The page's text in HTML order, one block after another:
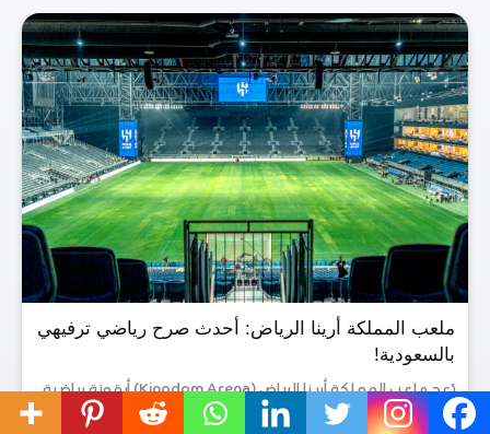
ملعب المملكة أرينا الرياض: أحدث صرح رياضي ترفيهي
بالسعودية!
يُعد ملعب المملكة أرينا الرياض (Kingdom Arena) أيقونة رياضية
جديدة في قلب العاصمة الرياض تعكس رؤية المملكة العربية